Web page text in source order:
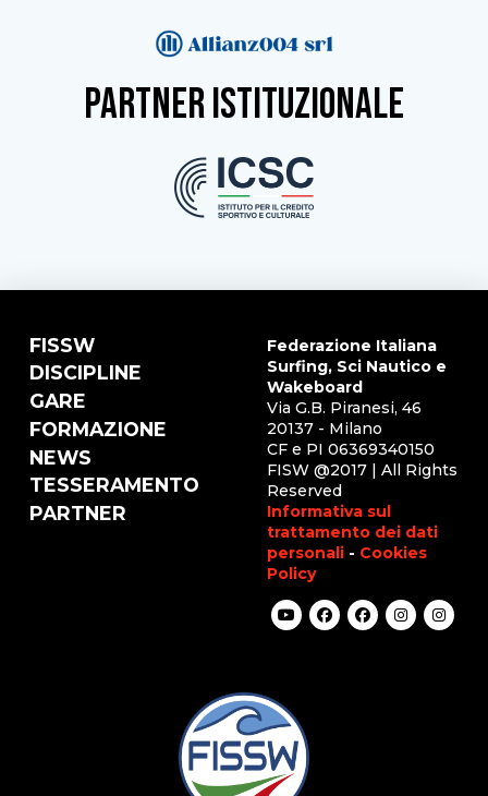
partner istituzionale
FISSW
DISCIPLINE
GARE
FORMAZIONE
NEWS
TESSERAMENTO
PARTNER
Federazione Italiana
Surfing, Sci Nautico e
Wakeboard
Via G.B. Piranesi, 46
20137 - Milano
CF e PI 06369340150
FISW @2017 | All Rights
Reserved
Informativa sul
trattamento dei dati
personali - Cookies
Policy